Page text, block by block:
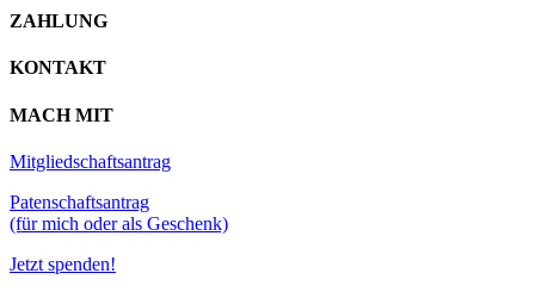
ZAHLUNG
KONTAKT
MACH MIT
Mitgliedschaftsantrag
Patenschaftsantrag
(für mich oder als Geschenk)
Jetzt spenden!